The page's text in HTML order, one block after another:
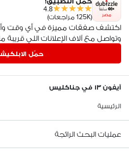
مصر
4.8
(125K مراجعات)
اكتشف صفقات مميزة في أي وقت
وتواصل مع آلاف الإعلانات اللي قريبة
حمّل
آيفون ١٣ في جناكليس
الرئيسية
عمليات البحث الرائجة